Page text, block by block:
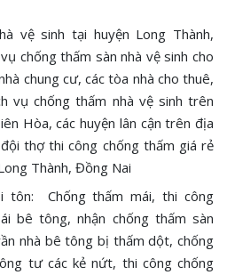
vệ sinh tại huyện Long Thành,
chống thấm sàn nhà vệ sinh cho
chung cư, các tòa nhà cho thuê,
vụ chống thấm nhà vệ sinh trên
Hòa, các huyện lân cận trên địa
thợ thi công chống thấm giá rẻ
Thành, Đồng Nai
tôn: Chống thấm mái, thi công
bê tông, nhận chống thấm sàn
nhà bê tông bị thấm dột, chống
tư các kẻ nứt, thi công chống